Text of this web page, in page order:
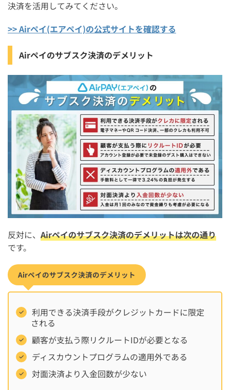
決済を活用してみてください。
>> Airペイ(エアペイ)の公式サイトを確認する
Airペイのサブスク決済のデメリット
反対に、 Airペイのサブスク決済のデメリットは次の通り
です。
Airペイのサブスク決済のデメリット
利用できる決済手段がクレジットカードに限定
される
顧客が支払う際リクルートIDが必要となる
ディスカウントプログラムの適用外である
対面決済より入金回数が少ない